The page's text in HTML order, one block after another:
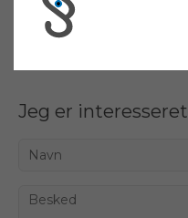
Jeg er interesseret